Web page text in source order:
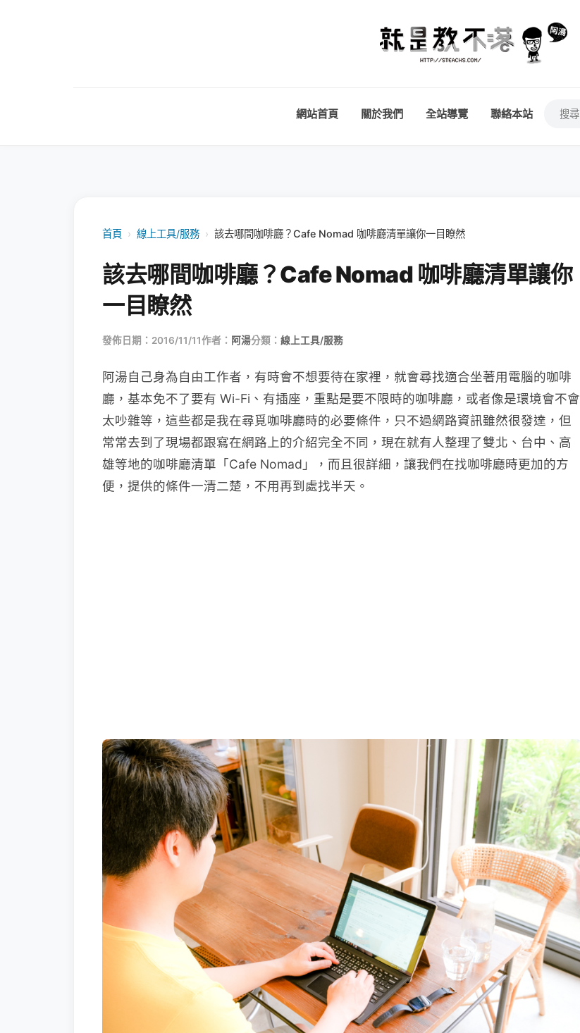
網站首頁 關於我們 全站導覽 聯絡本站
首頁 › 線上工具/服務 › 該去哪間咖啡廳？Cafe Nomad 咖啡廳清單讓你一目瞭然
該去哪間咖啡廳？Cafe Nomad 咖啡廳清單讓你
一目瞭然
發佈日期：2016/11/11作者： 阿湯分類： 線上工具/服務
阿湯自己身為自由工作者，有時會不想要待在家裡，就會尋找適合坐著用電腦的咖啡
廳，基本免不了要有 Wi-Fi、有插座，重點是要不限時的咖啡廳，或者像是環境會不會
太吵雜等，這些都是我在尋覓咖啡廳時的必要條件，只不過網路資訊雖然很發達，但
常常去到了現場都跟寫在網路上的介紹完全不同，現在就有人整理了雙北、台中、高
雄等地的咖啡廳清單「Cafe Nomad」，而且很詳細，讓我們在找咖啡廳時更加的方
便，提供的條件一清二楚，不用再到處找半天。